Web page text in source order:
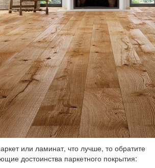
или ламинат, что лучше, то обратите
достоинства паркетного покрытия: